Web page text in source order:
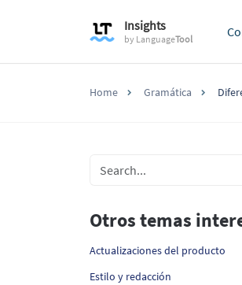
Insights
by LanguageTool
Home Gramática
Otros temas
Actualizaciones del producto
Estilo y redacción